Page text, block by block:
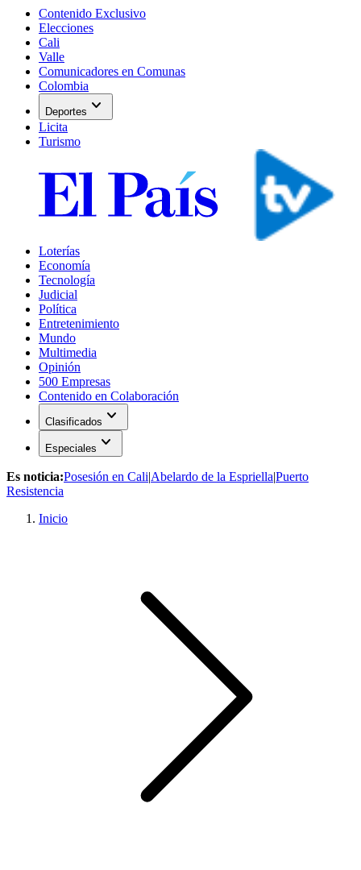
Contenido Exclusivo
Elecciones
Cali
Valle
Comunicadores en Comunas
Colombia
Deportes expand_more
Licita
Turismo
Loterías
Economía
Tecnología
Judicial
Política
Entretenimiento
Mundo
Multimedia
Opinión
500 Empresas
Contenido en Colaboración
Clasificados expand_more
Especiales expand_more
Es noticia:Posesión en Cali|Abelardo de la Espriella|Puerto
Resistencia
Inicio